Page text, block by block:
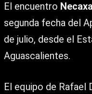
El encuentro
segunda fecha del
de julio, desde el
Aguascalientes.
El equipo de Rafael